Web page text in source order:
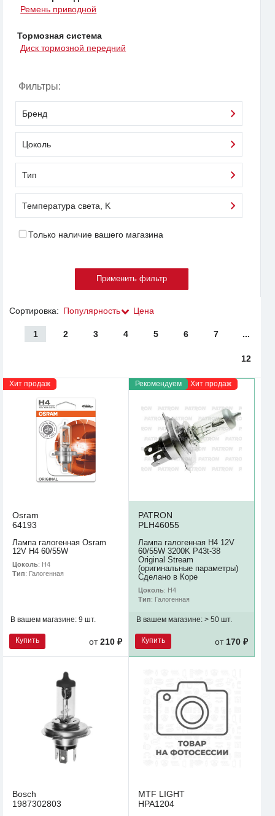
Ремень приводной
Тормозная система
Диск тормозной передний
Фильтры:
Бренд
Цоколь
Тип
Температура света, K
Только наличие вашего магазина
Сортировка: Популярность Цена
1 2 3 4 5 6 7 ...
12
Хит продаж
Osram
64193
Лампа галогенная Osram
12V H4 60/55W
Цоколь: H4
Тип: Галогенная
В вашем магазине: 9 шт.
Купить от210 ₽
Рекомендуем Хит продаж
PATRON
PLH46055
Лампа галогенная H4 12V
60/55W 3200K P43t-38
Original Stream
(оригинальные параметры)
Сделано в Коре
Цоколь: H4
Тип: Галогенная
В вашем магазине: > 50 шт.
Купить от170 ₽
Bosch
1987302803
MTF LIGHT
HPA1204